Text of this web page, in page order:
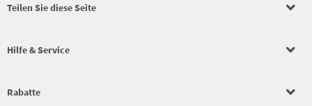
Teilen Sie diese Seite
Hilfe & Service
Rabatte